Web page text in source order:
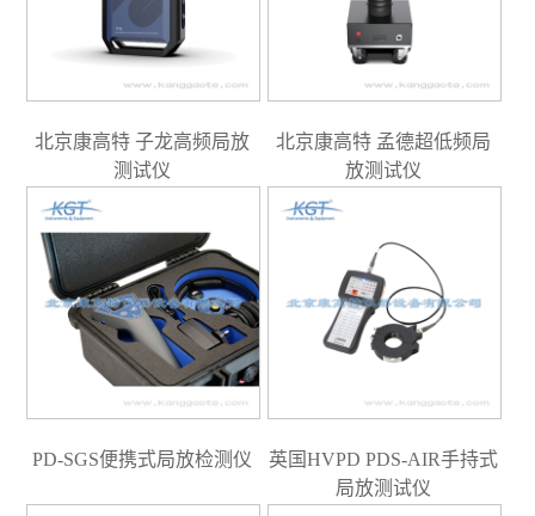
北京康高特 子龙高频局放
测试仪
北京康高特 孟德超低频局
放测试仪
PD-SGS便携式局放检测仪
英国HVPD PDS-AIR手持式
局放测试仪